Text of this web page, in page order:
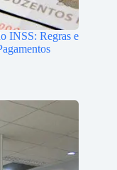
INSS: Regras e